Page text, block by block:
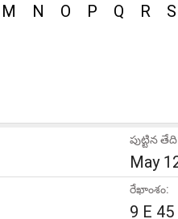
M N O P Q R S
పుట్టిన
May
రేఖాంశం:
9 E 45